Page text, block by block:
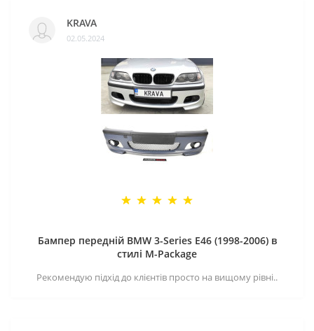
KRAVA
02.05.2024
Бампер передній BMW 3-Series E46 (1998-2006) в
стилі M-Package
Рекомендую підхід до клієнтів просто на вищому рівні..